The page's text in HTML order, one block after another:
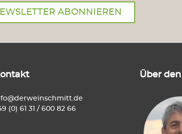
ABONNIEREN
(0) 61 31 / 600 82 66
Über